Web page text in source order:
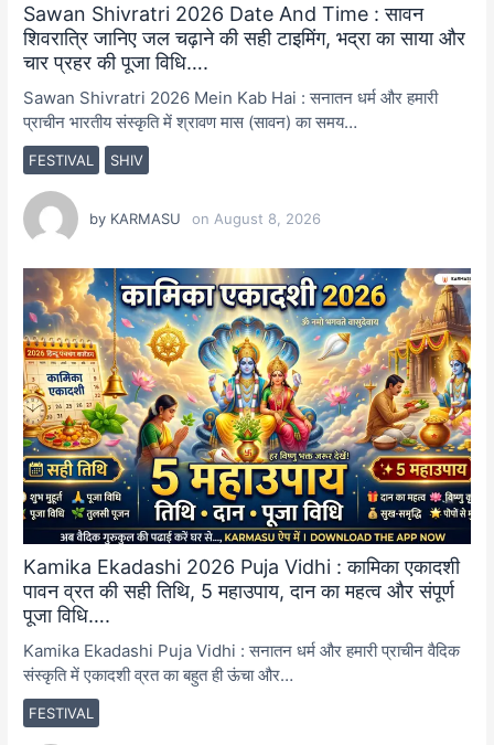
Sawan Shivratri 2026 Date And Time : सावन
शिवरात्रि जानिए जल चढ़ाने की सही टाइमिंग, भद्रा का साया और
चार प्रहर की पूजा विधि….
FESTIVAL SHIV
Sawan Shivratri 2026 Mein Kab Hai : सनातन धर्म और हमारी
प्राचीन भारतीय संस्कृति में श्रावण मास (सावन) का समय…
by KARMASU on August 8, 2026
Kamika Ekadashi 2026 Puja Vidhi : कामिका एकादशी
पावन व्रत की सही तिथि, 5 महाउपाय, दान का महत्व और संपूर्ण
पूजा विधि….
FESTIVAL
Kamika Ekadashi Puja Vidhi : सनातन धर्म और हमारी प्राचीन वैदिक
संस्कृति में एकादशी व्रत का बहुत ही ऊंचा और…